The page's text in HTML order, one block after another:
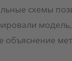
схемы
объяснение